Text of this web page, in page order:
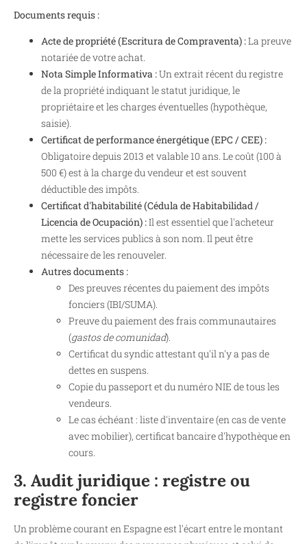
Documents requis :
Acte de propriété (Escritura de Compraventa) :La preuve
notariée de votre achat.
Nota Simple Informativa :Un extrait récent du registre
de la propriété indiquant le statut juridique, le
propriétaire et les charges éventuelles (hypothèque,
saisie).
Certificat de performance énergétique (EPC / CEE) :
Obligatoire depuis 2013 et valable 10 ans. Le coût (100 à
500 €) est à la charge du vendeur et est souvent
déductible des impôts.
Certificat d'habitabilité (Cédula de Habitabilidad /
Licencia de Ocupación) :Il est essentiel que l'acheteur
mette les services publics à son nom. Il peut être
nécessaire de les renouveler.
Autres documents :
Des preuves récentes du paiement des impôts
fonciers (IBI/SUMA).
Preuve du paiement des frais communautaires
(gastos de comunidad).
Certificat du syndic attestant qu'il n'y a pas de
dettes en suspens.
Copie du passeport et du numéro NIE de tous les
vendeurs.
Le cas échéant : liste d'inventaire (en cas de vente
avec mobilier), certificat bancaire d'hypothèque en
cours.
3. Audit juridique : registre ou
registre foncier
Un problème courant en Espagne est l'écart entre le montant